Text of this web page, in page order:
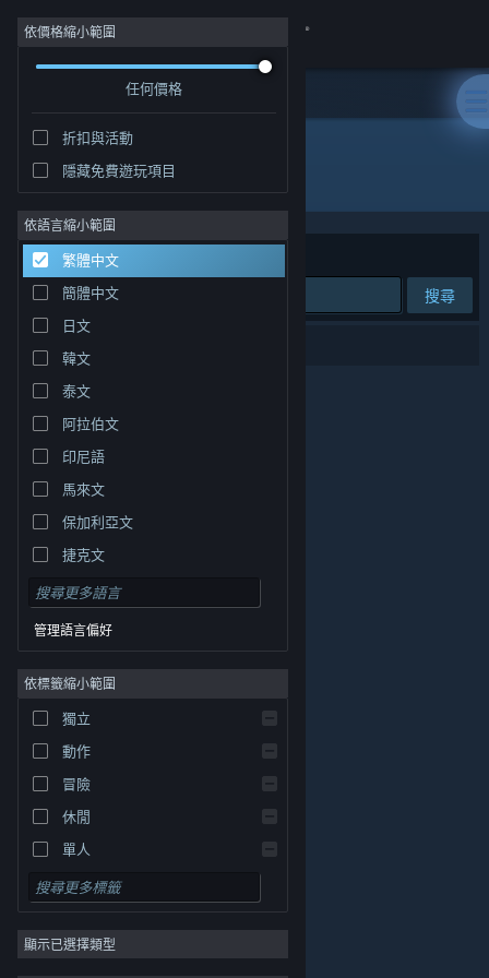
登入
社群
關於
客服
變更語言
取得 Steam 行動應用程式
檢視電腦版網頁
© Valve Corporation. 版權所有。所有商標皆為個別所有
權人在美國與其它國家（地區）之財產。隱私權政策|
法律聲明|輔助功能|Steam 訂戶協議|退款|
Cookie
依價格縮小範圍
任何價格
折扣與活動
隱藏免費遊玩項目
依語言縮小範圍
繁體中文
簡體中文
日文
韓文
泰文
阿拉伯文
印尼語
馬來文
保加利亞文
捷克文
丹麥文
德文
英文
西班牙文 - 西班牙
西班牙文 - 拉丁美洲
希臘文
管理語言偏好
依標籤縮小範圍
獨立
動作
冒險
休閒
單人
模擬
角色扮演
策略
顯示已選擇類型
"Joe LoCicero"
排序依據 相關性
搜尋
0 項相符的搜尋結果。